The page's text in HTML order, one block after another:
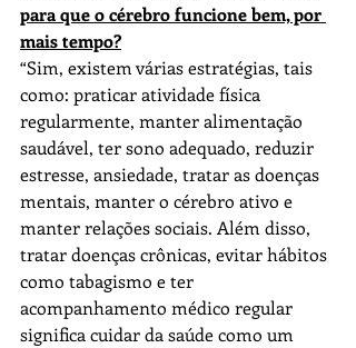
para que o cérebro funcione bem, por
mais tempo?
“Sim, existem várias estratégias, tais
como: praticar atividade física
regularmente, manter alimentação
saudável, ter sono adequado, reduzir
estresse, ansiedade, tratar as doenças
mentais, manter o cérebro ativo e
manter relações sociais. Além disso,
tratar doenças crônicas, evitar hábitos
como tabagismo e ter
acompanhamento médico regular
significa cuidar da saúde como um